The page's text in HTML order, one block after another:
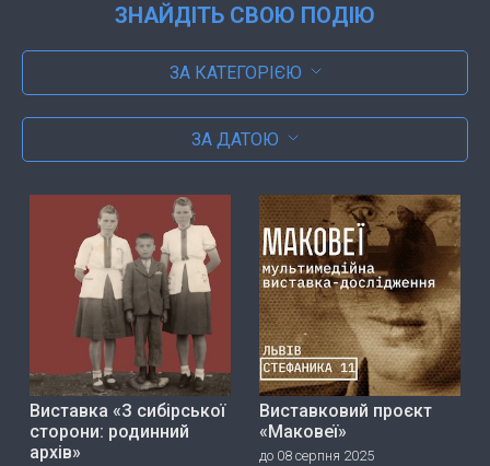
ЗНАЙДІТЬ СВОЮ ПОДІЮ
ЗА КАТЕГОРІЄЮ
ЗА ДАТОЮ
Виставка «З сибірської
сторони: родинний
архів»
Виставковий проєкт
«Маковеї»
до 08 серпня 2025